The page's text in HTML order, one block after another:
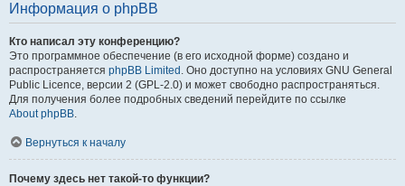
Информация о phpBB
Кто написал эту конференцию?
Это программное обеспечение (в его исходной форме) создано и
распространяется phpBB Limited . Оно доступно на условиях GNU General
Public Licence, версии 2 (GPL-2.0) и может свободно распространяться.
Для получения более подробных сведений перейдите по ссылке
About phpBB.
Вернуться к началу
Почему здесь нет такой-то функции?